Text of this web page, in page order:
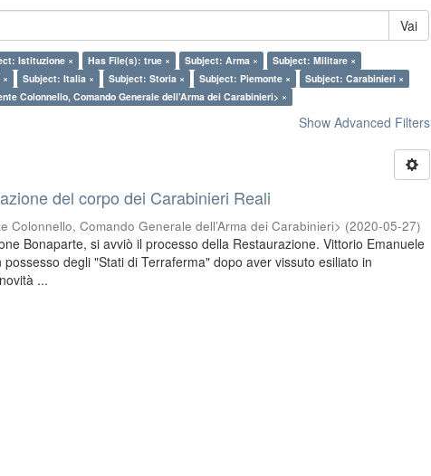
Vai
Istituzione × Has File(s): true × Subject: Arma ×
Subject: Militare ×
Subject: Italia × Subject: Storia × Subject: Piemonte ×
Subject: Carabinieri ×
Colonnello, Comando Generale dell’Arma dei Carabinieri> ×
Show Advanced Filters
del corpo dei Carabinieri Reali
Colonnello, Comando Generale dell’Arma dei Carabinieri> (2020-05-27)
Bonaparte, si avviò il processo della Restaurazione. Vittorio Emanuele
degli "Stati di Terraferma" dopo aver vissuto esiliato in
...